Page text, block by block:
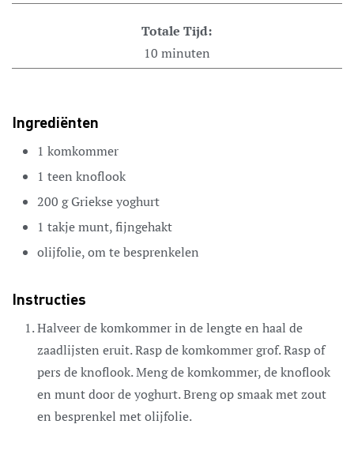
Totale Tijd:
10 minuten
Ingrediënten
1 komkommer
1 teen knoflook
200 gGriekse yoghurt
1 takjemunt,fijngehakt
olijfolie,om te besprenkelen
Instructies
Halveer de komkommer in de lengte en haal de
zaadlijsten eruit. Rasp de komkommer grof. Rasp of
pers de knoflook. Meng de komkommer, de knoflook
en munt door de yoghurt. Breng op smaak met zout
en besprenkel met olijfolie.